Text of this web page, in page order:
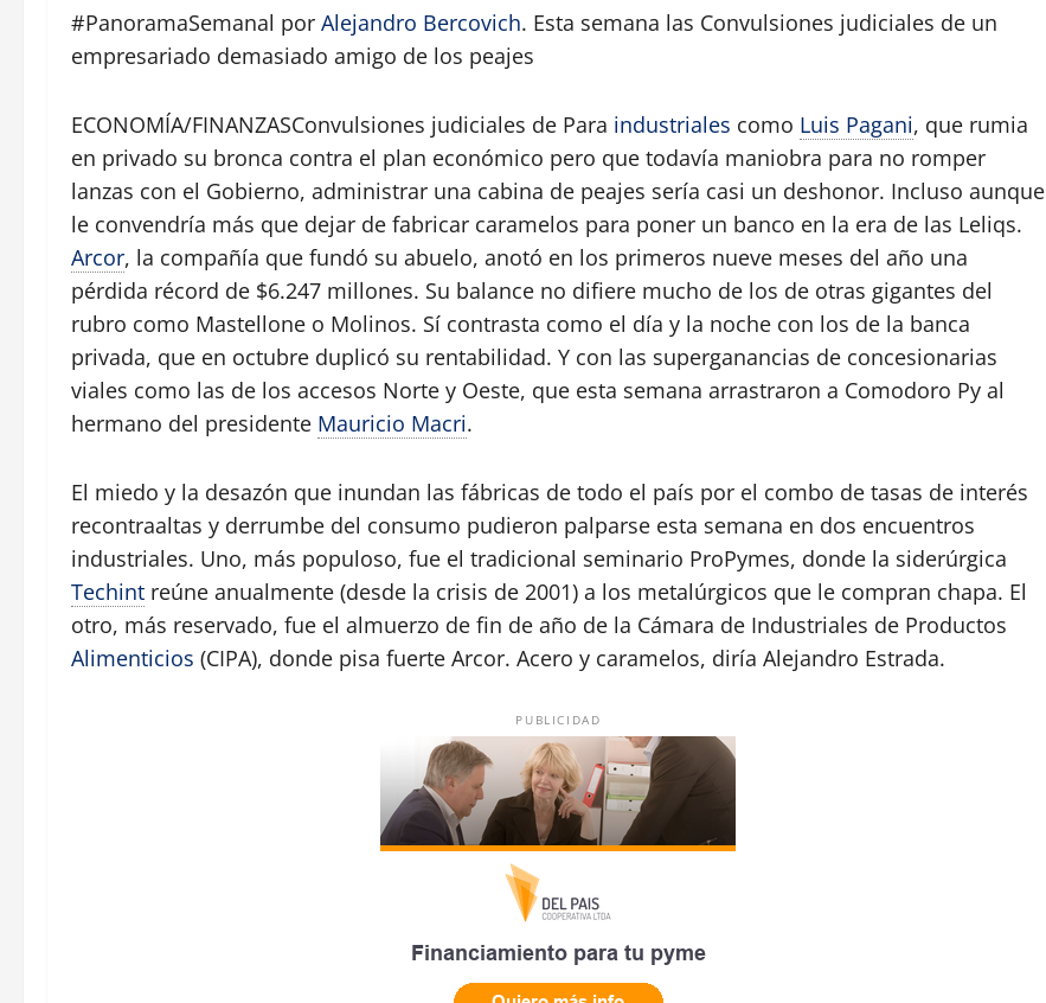
#PanoramaSemanal por Alejandro Bercovich. Esta semana las Convulsiones judiciales de un
empresariado demasiado amigo de los peajes
ECONOMÍA/FINANZASConvulsiones judiciales de Para industriales como Luis Pagani, que rumia
en privado su bronca contra el plan económico pero que todavía maniobra para no romper
lanzas con el Gobierno, administrar una cabina de peajes sería casi un deshonor. Incluso aunque
le convendría más que dejar de fabricar caramelos para poner un banco en la era de las Leliqs.
Arcor, la compañía que fundó su abuelo, anotó en los primeros nueve meses del año una
pérdida récord de $6.247 millones. Su balance no difiere mucho de los de otras gigantes del
rubro como Mastellone o Molinos. Sí contrasta como el día y la noche con los de la banca
privada, que en octubre duplicó su rentabilidad. Y con las superganancias de concesionarias
viales como las de los accesos Norte y Oeste, que esta semana arrastraron a Comodoro Py al
hermano del presidente Mauricio Macri.
El miedo y la desazón que inundan las fábricas de todo el país por el combo de tasas de interés
recontraaltas y derrumbe del consumo pudieron palparse esta semana en dos encuentros
industriales. Uno, más populoso, fue el tradicional seminario ProPymes, donde la siderúrgica
Techint reúne anualmente (desde la crisis de 2001) a los metalúrgicos que le compran chapa. El
otro, más reservado, fue el almuerzo de fin de año de la Cámara de Industriales de Productos
Alimenticios (CIPA), donde pisa fuerte Arcor. Acero y caramelos, diría Alejandro Estrada.
PUBLICIDAD